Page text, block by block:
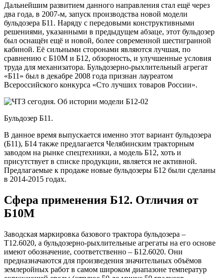
Дальнейшим развитием данного направления стал ещё через
два года, в 2007-м, запуск производства новой модели
бульдозера Б11. Наряду с передовыми конструктивными
решениями, указанными в предыдущем абзаце, этот бульдозер
был оснащён ещё и новой, более современной шестигранной
кабиной. Её сильными сторонами являются лучшая, по
сравнению с Б10М и Б12, обзорность, и улучшенные условия
труда для механизатора. Бульдозерно-рыхлительный агрегат
«Б11» был в декабре 2008 года признан лауреатом
Всероссийского конкурса «Сто лучших товаров России».
Бульдозер Б11.
В данное время выпускается именно этот вариант бульдозера
(Б11), Б14 также предлагается Челябинским тракторным
заводом на рынке спецтехники, а модель Б12, хоть и
присутствует в списке продукции, является не активной.
Предлагаемые к продаже новые бульдозеры Б12 были сделаны
в 2014-2015 годах.
Сфера применения Б12. Отличия от
Б10М
Заводская маркировка базового трактора бульдозера –
Т12.6020, а бульдозерно-рыхлительные агрегаты на его основе
имеют обозначение, соответственно – Б12.6020. Они
предназначаются для произведения значительных объёмов
землеройных работ в самом широком диапазоне температур